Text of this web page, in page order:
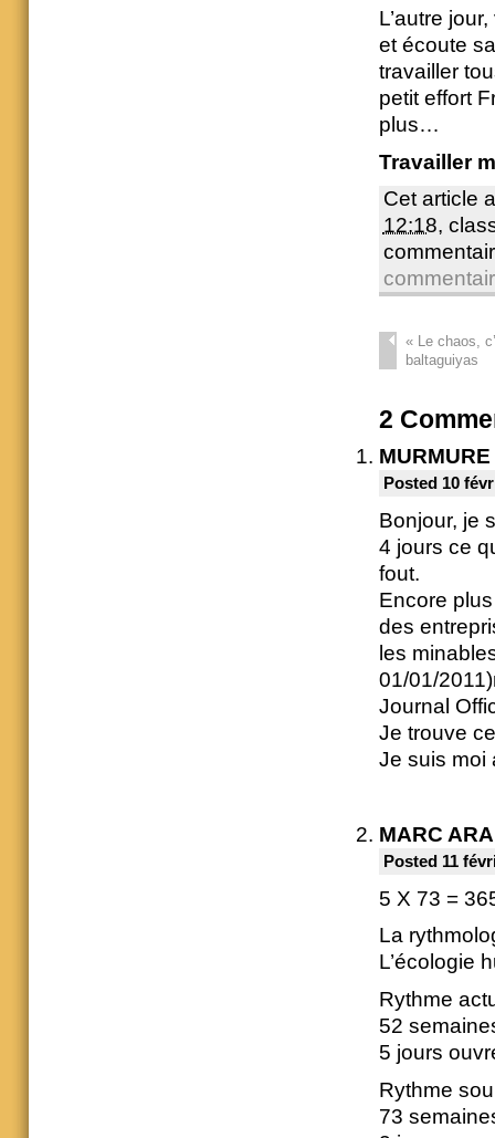
L’autre
et écoute
travailler
petit effort
plus…
Travailler
Cet article
12:18,
«Le chaos,
baltaguiyas
2
MURMURE
Posted 10
Bonjour, je
4 jours ce
fout.
Encore
des
les
01/01/
Journal
Je trouve
Je suis moi
MARC
Posted 11
5 X 73 =
La
L’écologie
Rythme
52
5 jours
Rythme
73